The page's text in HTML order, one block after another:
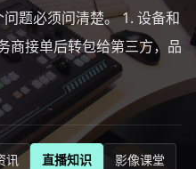
题必须问清楚。 1. 设备和
商接单后转包给第三方，品
讯 直播知识
影像课堂